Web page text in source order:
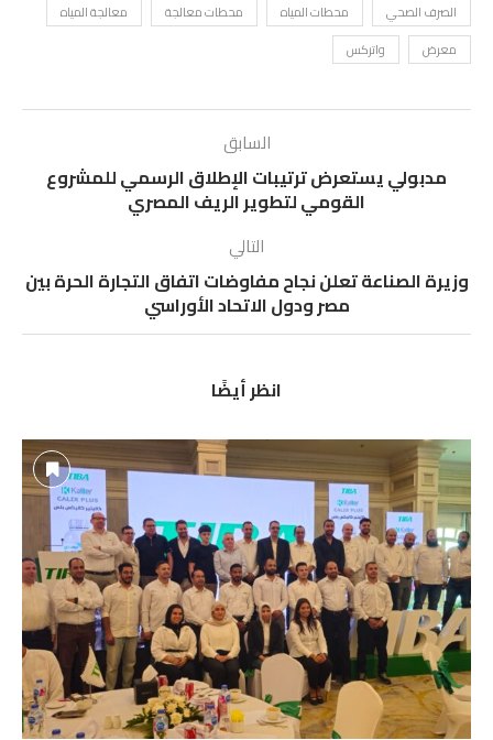
الصرف الصحي محطات المياه محطات معالجة
معالجة المياه
معرض
واتركس
السابق
مدبولي يستعرض ترتيبات الإطلاق الرسمي للمشروع
القومي لتطوير الريف المصري
التالي
وزيرة الصناعة تعلن نجاح مفاوضات اتفاق التجارة الحرة بين
مصر ودول الاتحاد الأوراسي
انظر أيضًا